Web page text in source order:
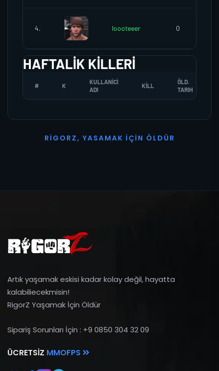
4. loooteeer 0
HAFTALIK KILLERI
# K
KULLANICI
ADI
KILL
ÖLD.
TARIH
R I G O R Z, YASAMAK İ ÇI N Ö L D Ü R
Artık yaşamak eskisi kadar kolay değil, hayatta
kalabiliecekmisin!
RigorZ Yaşamak İçin Öldür
Sipariş Sorunları İçin : +9 0850 304 32 09
ÜCRETSIZ MMOFPS